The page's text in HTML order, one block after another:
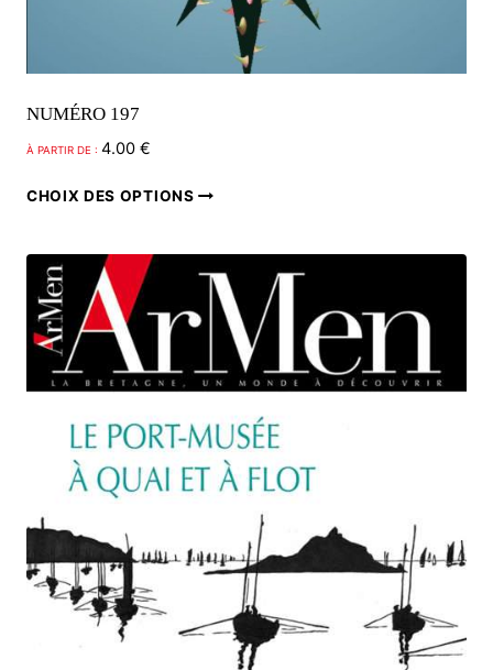
NUMÉRO 197
À PARTIR DE : 4.00 €
CHOIX DES OPTIONS
a
plusieurs
variations.
Les
options
être
choisies
sur
page
du
produit